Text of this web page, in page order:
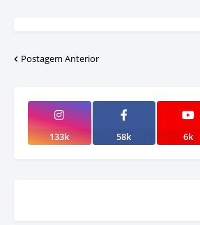
Postagem Anterior
133k 58k 6k